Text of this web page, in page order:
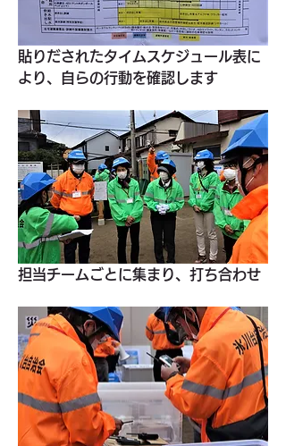
貼りだされたタイムスケジュール表に
より、自らの行動を確認します
担当チームごとに集まり、打ち合わせ